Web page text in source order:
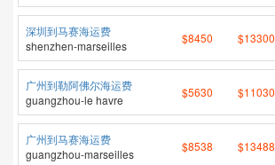
深圳到马赛海运费
shenzhen-marseilles
$8450 $13300
广州到勒阿佛尔海运费
guangzhou-le havre
$5630 $11030
广州到马赛海运费
guangzhou-marseilles
$8538 $13488